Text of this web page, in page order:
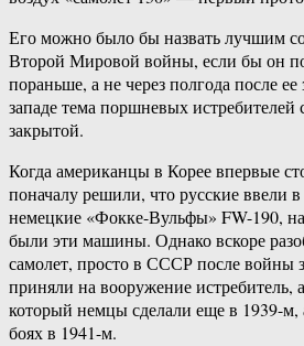
Его можно было бы назвать лучшим
Второй Мировой войны, если бы он
пораньше, а не через полгода после
западе тема поршневых истребителей
закрытой.
Когда американцы в Корее впервые
поначалу решили, что русские ввели
немецкие «Фокке-Вульфы» FW-190,
были эти машины. Однако вскоре
самолет, просто в СССР после войны
приняли на вооружение истребитель,
который немцы сделали еще в 1939-
боях в 1941-м.